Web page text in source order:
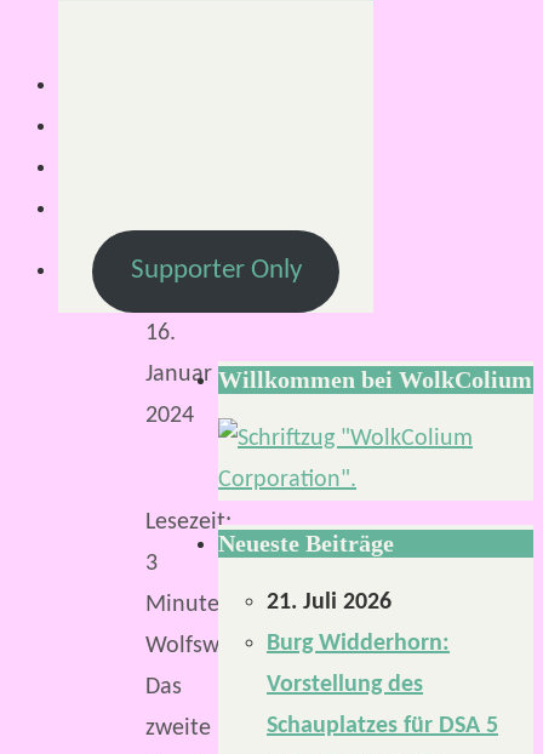
16.
Januar
2024
Lesezeit:
3
Minuten
Wolfswinter.
Das
zweite
Supporter Only
Willkommen bei WolkColium
Neueste Beiträge
21. Juli 2026
Burg Widderhorn:
Vorstellung des
Schauplatzes für DSA 5